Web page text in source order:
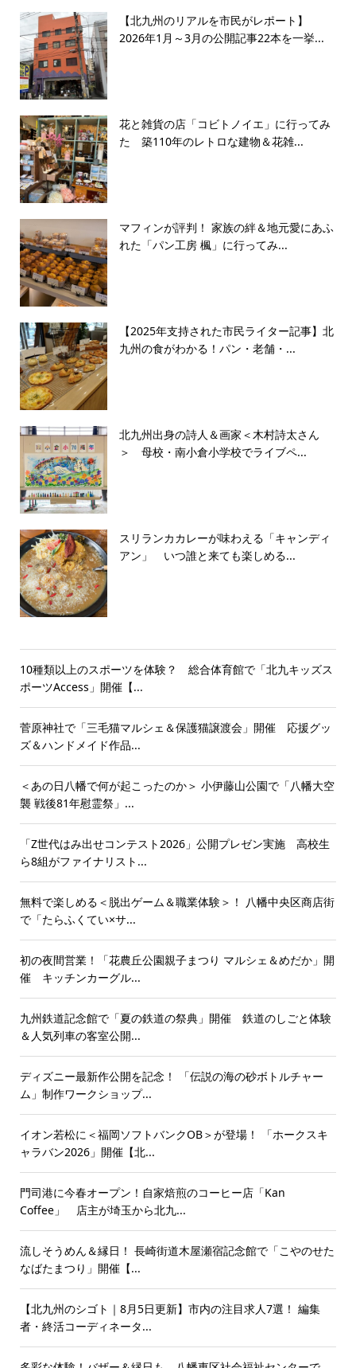
【北九州のリアルを市民がレポート】
2026年1月～3月の公開記事22本を一挙...
花と雑貨の店「コビトノイエ」に行ってみ
た 築110年のレトロな建物＆花雑...
マフィンが評判！ 家族の絆＆地元愛にあふ
れた「パン工房 楓」に行ってみ...
【2025年支持された市民ライター記事】北
九州の食がわかる！パン・老舗・...
北九州出身の詩人＆画家＜木村詩太さん
＞ 母校・南小倉小学校でライブペ...
スリランカカレーが味わえる「キャンディ
アン」 いつ誰と来ても楽しめる...
10種類以上のスポーツを体験？ 総合体育館で「北九キッズス
ポーツAccess」開催【...
菅原神社で「三毛猫マルシェ＆保護猫譲渡会」開催 応援グッ
ズ＆ハンドメイド作品...
＜あの日八幡で何が起こったのか＞ 小伊藤山公園で「八幡大空
襲 戦後81年慰霊祭」...
「Z世代はみ出せコンテスト2026」公開プレゼン実施 高校生
ら8組がファイナリスト...
無料で楽しめる＜脱出ゲーム＆職業体験＞！ 八幡中央区商店街
で「たらふくてい×サ...
初の夜間営業！「花農丘公園親子まつり マルシェ＆めだか」開
催 キッチンカーグル...
九州鉄道記念館で「夏の鉄道の祭典」開催 鉄道のしごと体験
＆人気列車の客室公開...
ディズニー最新作公開を記念！ 「伝説の海の砂ボトルチャー
ム」制作ワークショップ...
イオン若松に＜福岡ソフトバンクOB＞が登場！ 「ホークスキ
ャラバン2026」開催【北...
門司港に今春オープン！自家焙煎のコーヒー店「Kan
Coffee」 店主が埼玉から北九...
流しそうめん＆縁日！ 長崎街道木屋瀬宿記念館で「こやのせた
なばたまつり」開催【...
【北九州のシゴト｜8月5日更新】市内の注目求人7選！ 編集
者・終活コーディネータ...